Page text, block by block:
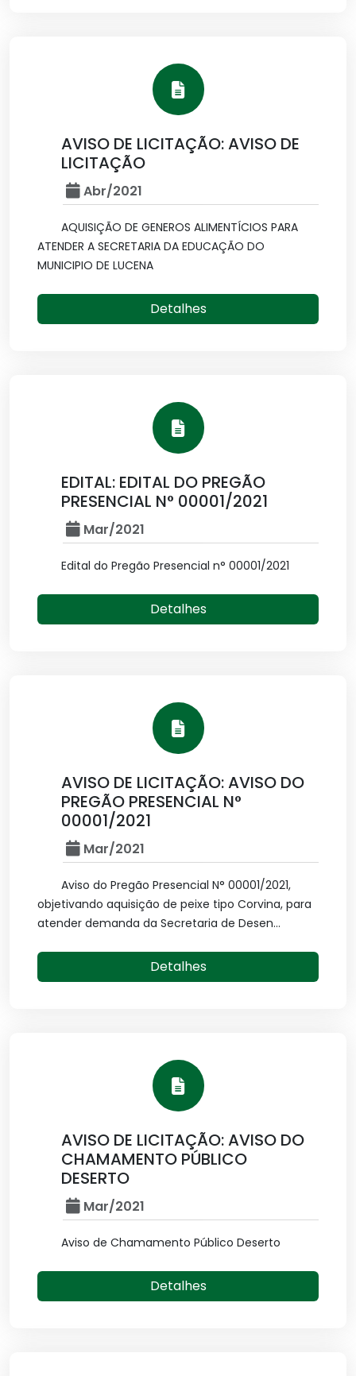
AVISO DE LICITAÇÃO: AVISO DE
LICITAÇÃO
Abr/2021
AQUISIÇÃO DE GENEROS ALIMENTÍCIOS PARA
ATENDER A SECRETARIA DA EDUCAÇÃO DO
MUNICIPIO DE LUCENA
Detalhes
EDITAL: EDITAL DO PREGÃO
PRESENCIAL N° 00001/2021
Mar/2021
Edital do Pregão Presencial n° 00001/2021
Detalhes
AVISO DE LICITAÇÃO: AVISO DO
PREGÃO PRESENCIAL N°
00001/2021
Mar/2021
Aviso do Pregão Presencial N° 00001/2021,
objetivando aquisição de peixe tipo Corvina, para
atender demanda da Secretaria de Desen...
Detalhes
AVISO DE LICITAÇÃO: AVISO DO
CHAMAMENTO PÚBLICO
DESERTO
Mar/2021
Aviso de Chamamento Público Deserto
Detalhes